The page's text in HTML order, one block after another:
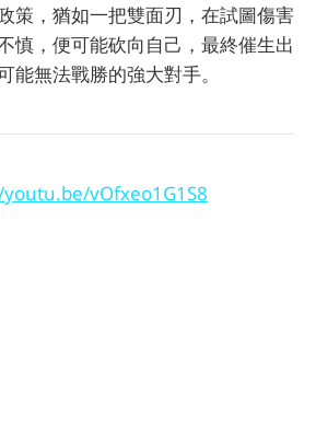
策，猶如一把雙面刃，在試圖傷害
慎，便可能砍向自己，最終催生出
能無法戰勝的強大對手。
vOfxeo1G1S8